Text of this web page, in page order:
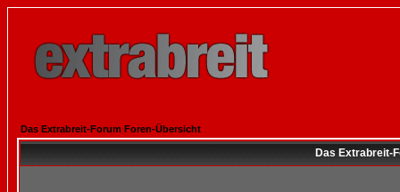
Das Extrabreit-Forum Foren-Übersicht
Das Extrabreit-